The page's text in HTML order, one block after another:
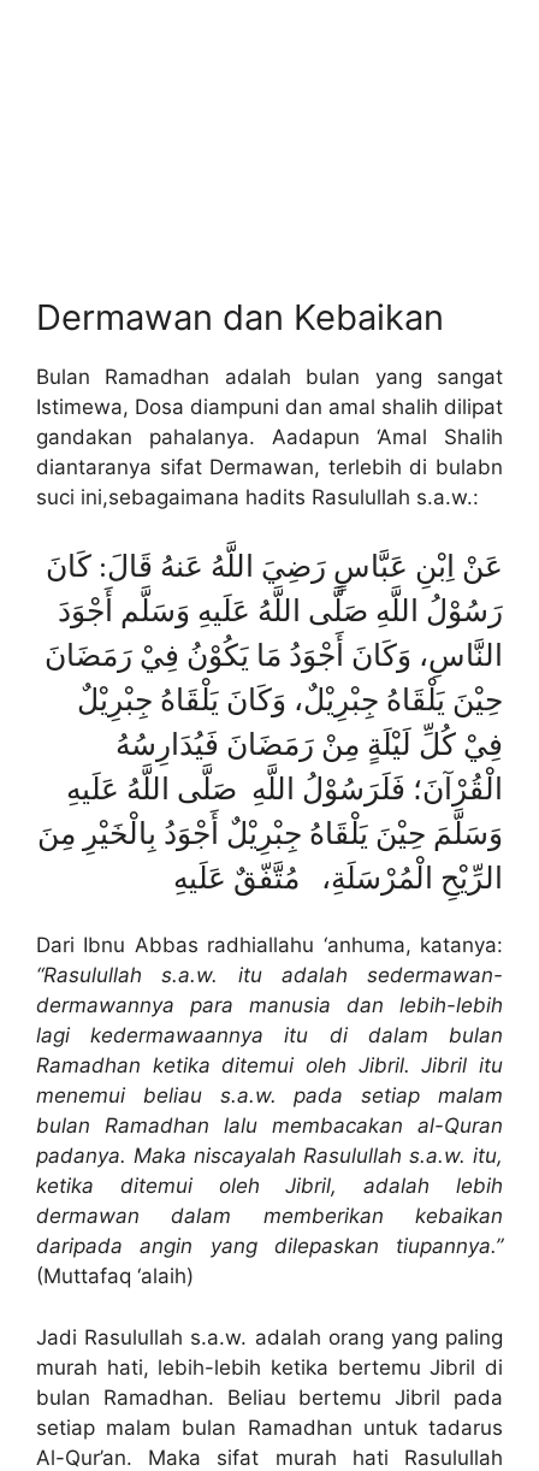
Dermawan dan Kebaikan
Bulan Ramadhan adalah bulan yang sangat
Istimewa, Dosa diampuni dan amal shalih dilipat
gandakan pahalanya. Aadapun ‘Amal Shalih
diantaranya sifat Dermawan, terlebih di bulabn
suci ini,sebagaimana hadits Rasulullah s.a.w.:
عَنْ اِبْنِ عَبَّاسٍ رَضِيَ اللَّهُ عَنهُ قَالَ: كَانَ
رَسُوْلُ اللَّهِ صَلَّى اللَّهُ عَلَيهِ وَسَلَّم أَجْوَدَ
النَّاسِ، وَكَانَ أَجْوَدُ مَا يَكُوْنُ فِيْ رَمَضَانَ
حِيْنَ يَلْقَاهُ جِبْرِيْلٌ، وَكَانَ يَلْقَاهُ جِبْرِيْلٌ
فِيْ كُلِّ لَيْلَةٍ مِنْ رَمَضَانَ فَيُدَارِسُهُ
الْقُرْآنَ؛ فَلَرَسُوْلُ اللَّهِ صَلَّى اللَّهُ عَلَيهِ
وَسَلَّمَ حِيْنَ يَلْقَاهُ جِبْرِيْلٌ أَجْوَدُ بِالْخَيْرِ مِنَ
الرِّيْحِ الْمُرْسَلَةِ، مُتَّفّقٌ عَلَيهِ
Dari Ibnu Abbas radhiallahu ‘anhuma, katanya:
“Rasulullah s.a.w. itu adalah sedermawan-
dermawannya para manusia dan lebih-lebih
lagi kedermawaannya itu di dalam bulan
Ramadhan ketika ditemui oleh Jibril. Jibril itu
menemui beliau s.a.w. pada setiap malam
bulan Ramadhan lalu membacakan al-Quran
padanya. Maka niscayalah Rasulullah s.a.w. itu,
ketika ditemui oleh Jibril, adalah lebih
dermawan dalam memberikan kebaikan
daripada angin yang dilepaskan tiupannya.”
(Muttafaq ‘alaih)
Jadi Rasulullah s.a.w. adalah orang yang paling
murah hati, lebih-lebih ketika bertemu Jibril di
bulan Ramadhan. Beliau bertemu Jibril pada
setiap malam bulan Ramadhan untuk tadarus
Al-Qur’an. Maka sifat murah hati Rasulullah